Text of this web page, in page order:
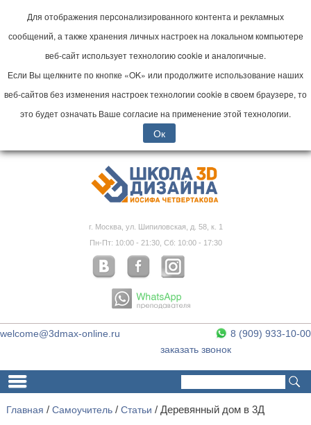
Для отображения персонализированного контента и рекламных
сообщений, а также хранения личных настроек на локальном компьютере
веб-сайт использует технологию cookie и аналогичные.
Если Вы щелкните по кнопке «OK» или продолжите использование наших
веб-сайтов без изменения настроек технологии cookie в своем браузере, то
это будет означать Ваше согласие на применение этой технологии.
Ок
г. Москва, ул. Шипиловская, д. 58, к. 1
Пн-Пт: 10:00 - 21:30, Сб: 10:00 - 17:30
welcome@3dmax-online.ru
8 (909) 933-10-00
заказать звонок
Главная / Самоучитель/ Статьи / Деревянный дом в 3Д